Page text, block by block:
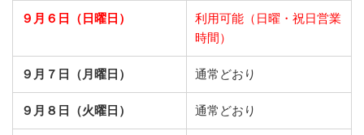
９月６日（日曜日）
利用可能（日曜・祝日営業
時間）
９月７日（月曜日） 通常どおり
９月８日（火曜日） 通常どおり